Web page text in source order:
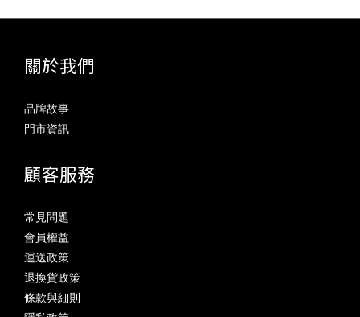
關於我們
品牌故事
門市資訊
顧客服務
常見問題
會員權益
運送政策
退換貨政策
條款與細則